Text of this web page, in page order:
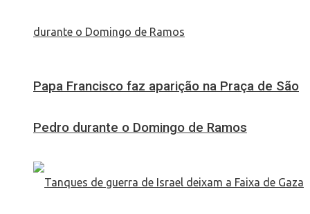
Papa Francisco faz aparição na Praça de São
Pedro durante o Domingo de Ramos